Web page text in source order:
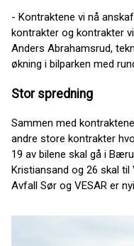
- Kontraktene vi nå
kontrakter og kontrakter
Anders Abrahamsrud,
økning i bilparken med
Stor spredning
Sammen med
andre store kontrakter
19 av bilene skal gå i
Kristiansand og 26 skal til
Avfall Sør og VESAR er